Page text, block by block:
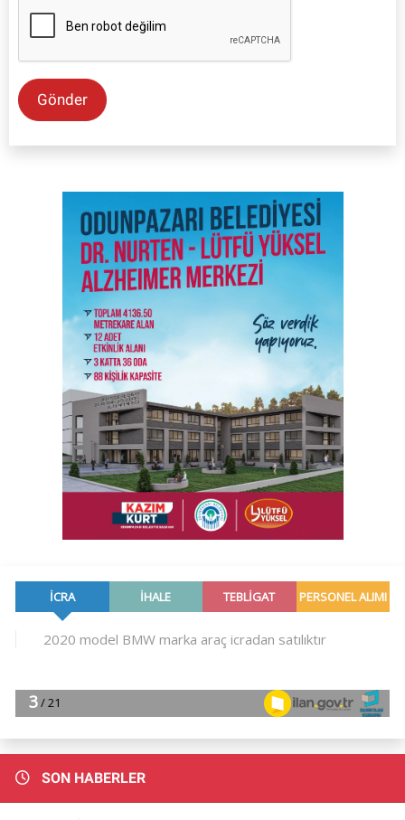
Gönder
SON HABERLER